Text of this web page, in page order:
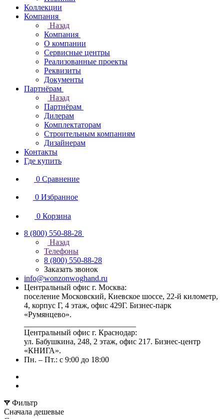
Коллекции
Компания
Назад
Компания
О компании
Сервисные центры
Реализованные проекты
Реквизиты
Документы
Партнёрам
Назад
Партнёрам
Дилерам
Комплектаторам
Строительным компаниям
Дизайнерам
Контакты
Где купить
0 Сравнение
0 Избранное
0 Корзина
8 (800) 550-88-28
Назад
Телефоны
8 (800) 550-88-28
Заказать звонок
info@wonzonwoghand.ru
Центральный офис г. Москва:
поселение Московский, Киевское шоссе, 22-й километр,
4, корпус Г, 4 этаж, офис 429Г. Бизнес-парк
«Румянцево».
Центральный офис г. Краснодар:
ул. Бабушкина, 248, 2 этаж, офис 217. Бизнес-центр
«КНИГА».
Пн. – Пт.: с 9:00 до 18:00
Фильтр
Сначала дешевые